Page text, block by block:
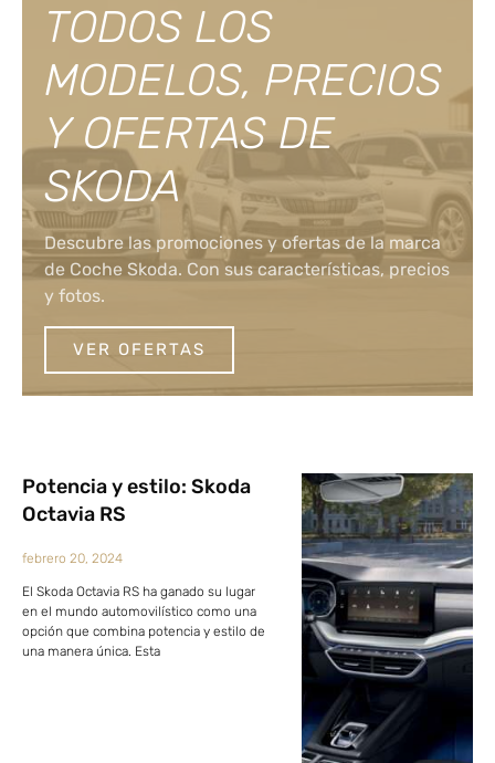
TODOS LOS
MODELOS, PRECIOS
Y OFERTAS DE
SKODA
Descubre las promociones y ofertas de la marca
de Coche Skoda. Con sus características, precios
y fotos.
VER OFERTAS
Potencia y estilo: Skoda
Octavia RS
febrero 20, 2024
El Skoda Octavia RS ha ganado su lugar
en el mundo automovilístico como una
opción que combina potencia y estilo de
una manera única. Esta